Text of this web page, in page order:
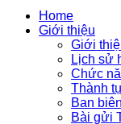
Home
Giới thiệu
Giới
Lịch sử
Chức
Thành
Ban
Bài gửi